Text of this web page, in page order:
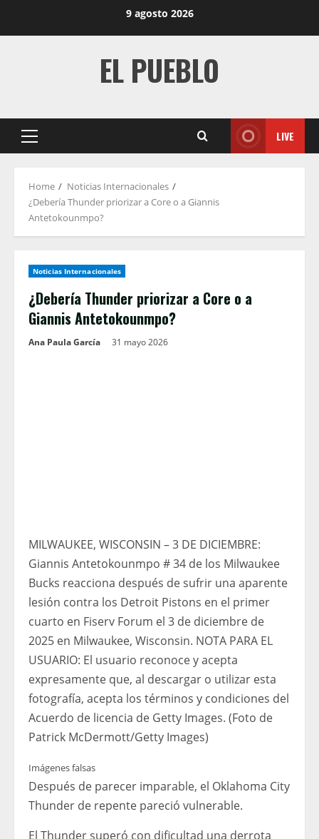
9 agosto 2026
EL PUEBLO
Primary
LIVE
Home
Noticias Internacionales
¿Debería Thunder priorizar a Core o a Giannis
Antetokounmpo?
Noticias Internacionales
¿Debería Thunder priorizar a Core o a
Giannis Antetokounmpo?
Ana Paula García 31 mayo 2026
MILWAUKEE, WISCONSIN – 3 DE DICIEMBRE:
Giannis Antetokounmpo # 34 de los Milwaukee
Bucks reacciona después de sufrir una aparente
lesión contra los Detroit Pistons en el primer
cuarto en Fiserv Forum el 3 de diciembre de
2025 en Milwaukee, Wisconsin. NOTA PARA EL
USUARIO: El usuario reconoce y acepta
expresamente que, al descargar o utilizar esta
fotografía, acepta los términos y condiciones del
Acuerdo de licencia de Getty Images. (Foto de
Patrick McDermott/Getty Images)
Imágenes falsas
Después de parecer imparable, el Oklahoma City
Thunder de repente pareció vulnerable.
El Thunder superó con dificultad una derrota